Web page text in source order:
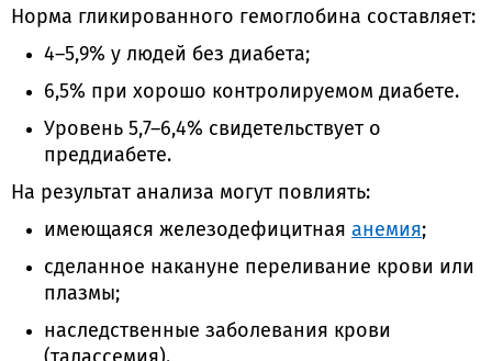
Норма гликированного гемоглобина составляет:
4–5,9% у людей без диабета;
6,5% при хорошо контролируемом диабете.
Уровень 5,7–6,4% свидетельствует о
преддиабете.
На результат анализа могут повлиять:
имеющаяся железодефицитная анемия;
сделанное накануне переливание крови или
плазмы;
наследственные заболевания крови